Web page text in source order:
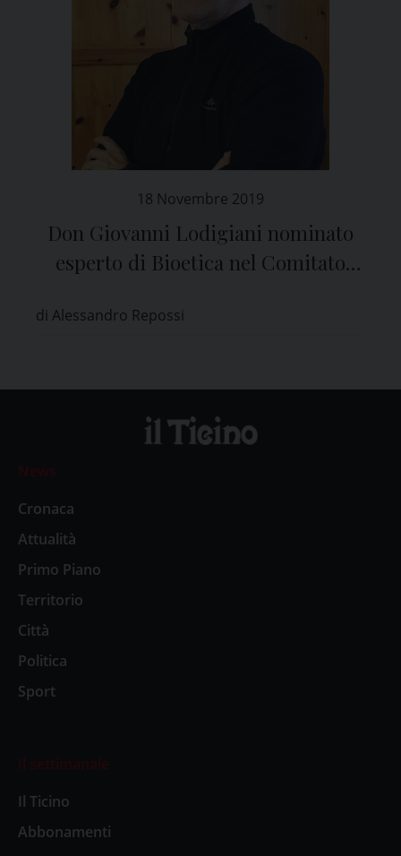
18 Novembre 2019
Don Giovanni Lodigiani nominato
esperto di Bioetica nel Comitato
di Alessandro Repossi
News
Cronaca
Attualità
Primo Piano
Territorio
Città
Politica
Sport
Il settimanale
Il Ticino
Abbonamenti